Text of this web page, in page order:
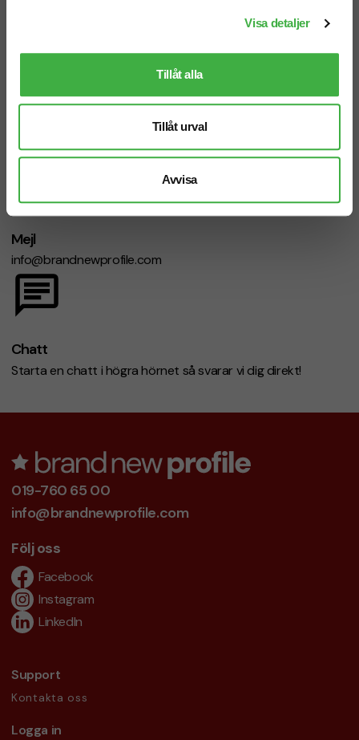
Visa detaljer
Tillåt alla
Tillåt urval
Avvisa
Telefon: 019-760 65 00
Mån-fre 08.30 - 17.00
Mejl
info@brandnewprofile.com
Chatt
Starta en chatt i högra hörnet så svarar vi dig direkt!
019-760 65 00
info@brandnewprofile.com
Följ oss
Facebook
Instagram
LinkedIn
Support
Kontakta oss
Logga in